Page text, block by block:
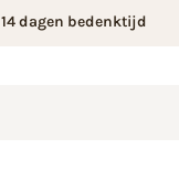
14 dagen bedenktijd